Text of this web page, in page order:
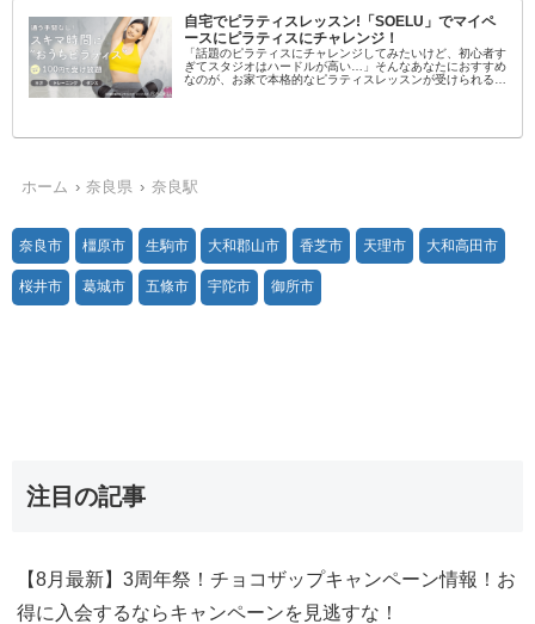
自宅でピラティスレッスン!「SOELU」でマイペ
ースにピラティスにチャレンジ！
「話題のピラティスにチャレンジしてみたいけど、初心者す
ぎてスタジオはハードルが高い…」そんなあなたにおすすめ
なのが、お家で本格的なピラティスレッスンが受けられるオ
ホーム 奈良県 奈良駅
奈良市 橿原市 生駒市 大和郡山市 香芝市 天理市 大和高田市
桜井市 葛城市 五條市 宇陀市 御所市
注目の記事
【8月最新】3周年祭！チョコザップキャンペーン情報！お
得に入会するならキャンペーンを見逃すな！